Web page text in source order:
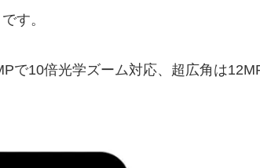
す。
で10倍光学ズーム対応、超広角は